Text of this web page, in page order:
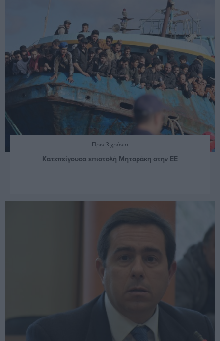
Πριν 3 χρόνια
Κατεπείγουσα επιστολή Μηταράκη στην ΕΕ